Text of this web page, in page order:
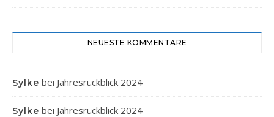
NEUESTE KOMMENTARE
Sylke bei Jahresrückblick 2024
Sylke bei Jahresrückblick 2024